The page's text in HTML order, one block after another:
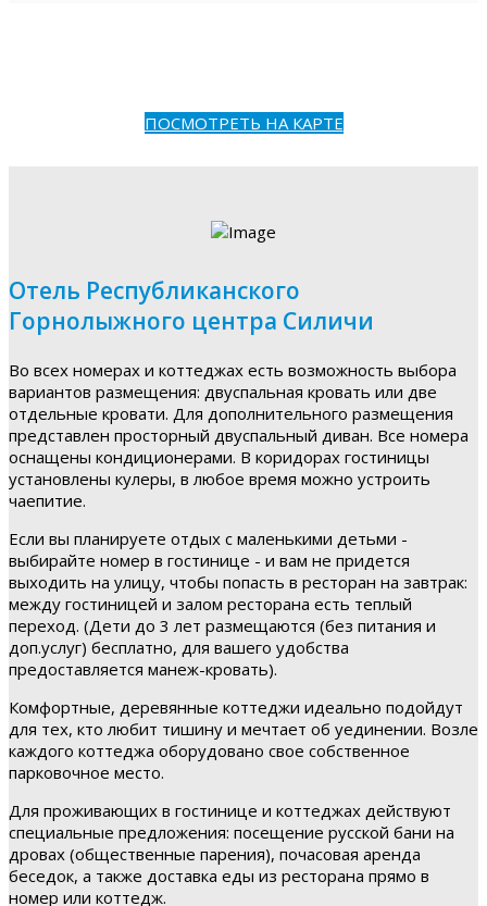
ПОСМОТРЕТЬ НА КАРТЕ
Отель Республиканского
Горнолыжного центра Силичи
Во всех номерах и коттеджах есть возможность выбора
вариантов размещения: двуспальная кровать или две
отдельные кровати. Для дополнительного размещения
представлен просторный двуспальный диван. Все номера
оснащены кондиционерами. В коридорах гостиницы
установлены кулеры, в любое время можно устроить
чаепитие.
Если вы планируете отдых с маленькими детьми -
выбирайте номер в гостинице - и вам не придется
выходить на улицу, чтобы попасть в ресторан на завтрак:
между гостиницей и залом ресторана есть теплый
переход. (Дети до 3 лет размещаются (без питания и
доп.услуг) бесплатно, для вашего удобства
предоставляется манеж-кровать).
Комфортные, деревянные коттеджи идеально подойдут
для тех, кто любит тишину и мечтает об уединении. Возле
каждого коттеджа оборудовано свое собственное
парковочное место.
Для проживающих в гостинице и коттеджах действуют
специальные предложения: посещение русской бани на
дровах (общественные парения), почасовая аренда
беседок, а также доставка еды из ресторана прямо в
номер или коттедж.